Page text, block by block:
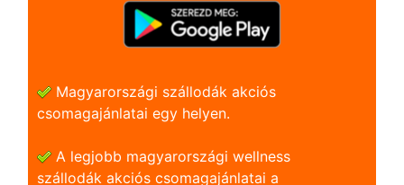
Magyarországi szállodák akciós
csomagajánlatai egy helyen.
A legjobb magyarországi wellness
szállodák akciós csomagajánlatai a